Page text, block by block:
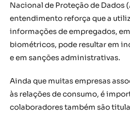
Nacional de Proteção de Dados
entendimento reforça que a
informações de empregados,
biométricos, pode resultar em
e em sanções administrativas.
Ainda que muitas empresas
às relações de consumo, é
colaboradores também são